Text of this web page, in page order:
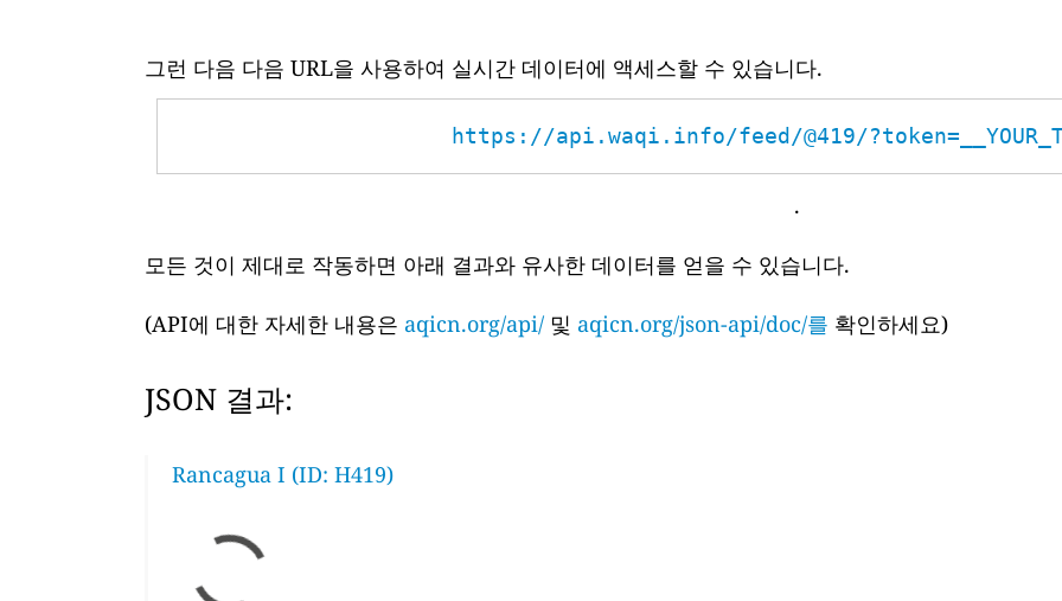
그런 다음 다음 URL을 사용하여 실시간 데이터에 액세스할 수 있습니다.
https://api.waqi.info/feed/@419/
.
모든 것이 제대로 작동하면 아래 결과와 유사한 데이터를 얻을 수 있습니다.
(API에 대한 자세한 내용은 aqicn.org/api/ 및 aqicn.org/json-api/doc/를 확인하세요)
JSON 결과:
Rancagua I (ID: H419)